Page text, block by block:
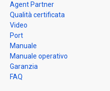
Agent Partner
Qualità certificata
Video
Port
Manuale
Manuale operativo
Garanzia
FAQ